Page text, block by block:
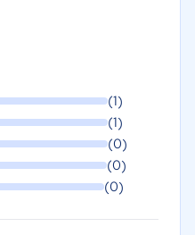
(1)
(1)
(0)
(0)
(0)